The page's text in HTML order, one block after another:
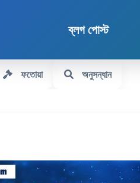
ব্লগ পোস্ট
ফতোয়া অনুসন্ধান